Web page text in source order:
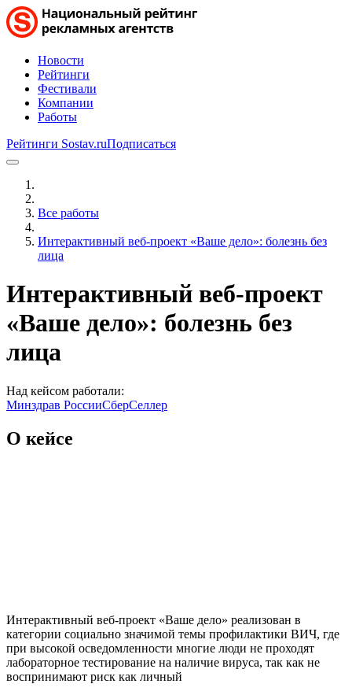
Новости
Рейтинги
Фестивали
Компании
Работы
Рейтинги Sostav.ruПодписаться
Все работы
Интерактивный веб-проект «Ваше дело»: болезнь без
лица
Интерактивный веб-проект
«Ваше дело»: болезнь без
лица
Над кейсом работали:
Минздрав РоссииСберСеллер
О кейсе
Интерактивный веб-проект «Ваше дело» реализован в
категории социально значимой темы профилактики ВИЧ, где
при высокой осведомленности многие люди не проходят
лабораторное тестирование на наличие вируса, так как не
воспринимают риск как личный